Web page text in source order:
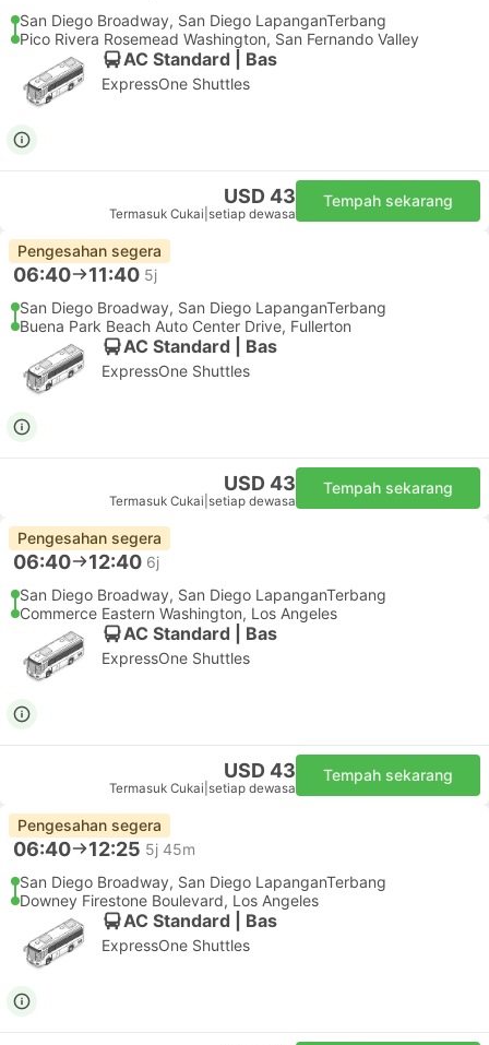
San Diego Broadway, San Diego LapanganTerbang
Pico Rivera Rosemead Washington, San Fernando Valley
AC Standard | Bas
ExpressOne Shuttles
USD 43
Termasuk Cukai setiap dewasa
Tempah sekarang
Pengesahan segera
06:40 11:40 5j
San Diego Broadway, San Diego LapanganTerbang
Buena Park Beach Auto Center Drive, Fullerton
AC Standard | Bas
ExpressOne Shuttles
USD 43
Termasuk Cukai setiap dewasa
Tempah sekarang
Pengesahan segera
06:40 12:40 6j
San Diego Broadway, San Diego LapanganTerbang
Commerce Eastern Washington, Los Angeles
AC Standard | Bas
ExpressOne Shuttles
USD 43
Termasuk Cukai setiap dewasa
Tempah sekarang
Pengesahan segera
06:40 12:25 5j 45m
San Diego Broadway, San Diego LapanganTerbang
Downey Firestone Boulevard, Los Angeles
AC Standard | Bas
ExpressOne Shuttles